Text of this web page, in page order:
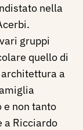
nella
gruppi
quello di
a
e non tanto
a Ricciardo